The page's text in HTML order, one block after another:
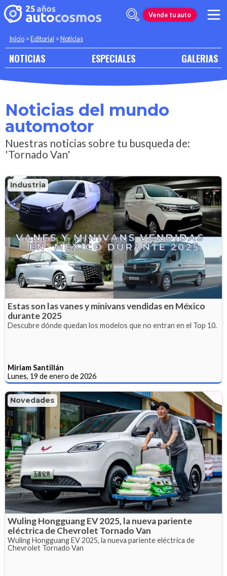
Vende tu auto
Inicio >Editorial >Noticias
NOTICIAS ESPECIALES GALERIAS
Noticias del mundo
automotor
Nuestras noticias sobre tu busqueda de:
'Tornado Van'
Industria
Estas son las vanes y minivans vendidas en México
durante 2025
Descubre dónde quedan los modelos que no entran en el Top 10.
Miriam Santillán
Lunes, 19 de enero de 2026
Novedades
Wuling Hongguang EV 2025, la nueva pariente
eléctrica de Chevrolet Tornado Van
Wuling Hongguang EV 2025, la nueva pariente eléctrica de
Chevrolet Tornado Van